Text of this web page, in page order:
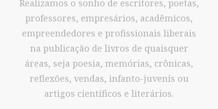
Realizamos o sonho de escritores, poetas,
professores, empresários, acadêmicos,
empreendedores e profissionais liberais
na publicação de livros de quaisquer
áreas, seja poesia, memórias, crônicas,
reflexões, vendas, infanto-juvenis ou
artigos científicos e literários.